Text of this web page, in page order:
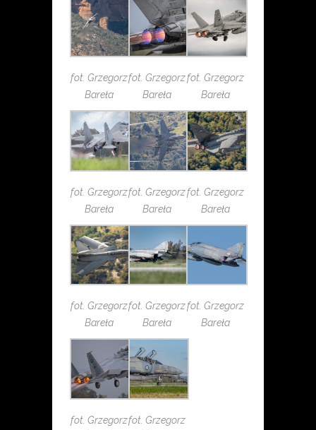
fot. Grzegorz
Bareła
fot. Grzegorz
Bareła
fot. Grzegorz
Bareła
fot. Grzegorz
Bareła
fot. Grzegorz
Bareła
fot. Grzegorz
Bareła
fot. Grzegorz
Bareła
fot. Grzegorz
Bareła
fot. Grzegorz
Bareła
fot. Grzegorzfot. Grzegorz